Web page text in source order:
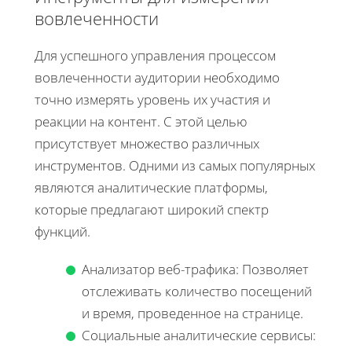
вовлеченности
Для успешного управления процессом
вовлеченности аудитории необходимо
точно измерять уровень их участия и
реакции на контент. С этой целью
присутствует множество различных
инструментов. Одними из самых популярных
являются аналитические платформы,
которые предлагают широкий спектр
функций.
Анализатор веб-трафика: Позволяет
отслеживать количество посещений
и время, проведенное на странице.
Социальные аналитические сервисы: